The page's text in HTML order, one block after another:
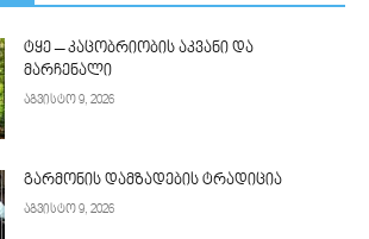
ტყე – კაცობრიობის აკვანი და
მარჩენალი
აგვისტო 9, 2026
გარმონის დამზადების ტრადიცია
აგვისტო 9, 2026